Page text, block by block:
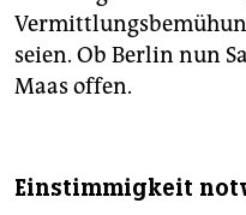
seien. Ob Berlin nun
Maas offen.
Einstimmigkeit